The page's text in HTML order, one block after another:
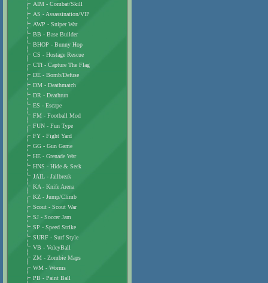
AIM - Combat/Skill
AS - Assassination/VIP
AWP - Sniper War
BB - Base Builder
BHOP - Bunny Hop
CS - Hostage Rescue
CTf - Capture The Flag
DE - Bomb/Defuse
DM - Deathmatch
DR - Deathrun
ES - Escape
FM - Football Mod
FUN - Fun Type
FY - Fight Yard
GG - Gun Game
HE - Grenade War
HNS - Hide & Seek
JAIL - Jailbreak
KA - Knife Arena
KZ - Jump/Climb
Scout - Scout War
SJ - Soccer Jam
SP - Speed Strike
SURF - Surf Style
VB - VoleyBall
ZM - Zombie Maps
WM - Worms
PB - Paint Ball